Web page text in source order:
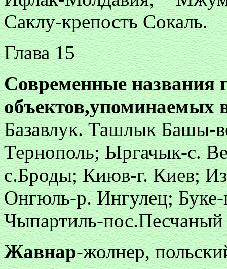
Саклу-крепость Сокаль.
Глава 15
Современные названия
объектов,упоминаемых
Базавлук. Ташлык Башы-
Тернополь; Ыргачык-с.
с.Броды; Киюв-г. Киев;
Онгюль-р. Ингулец;
Чыпартиль-
Жавнар-жолнер,